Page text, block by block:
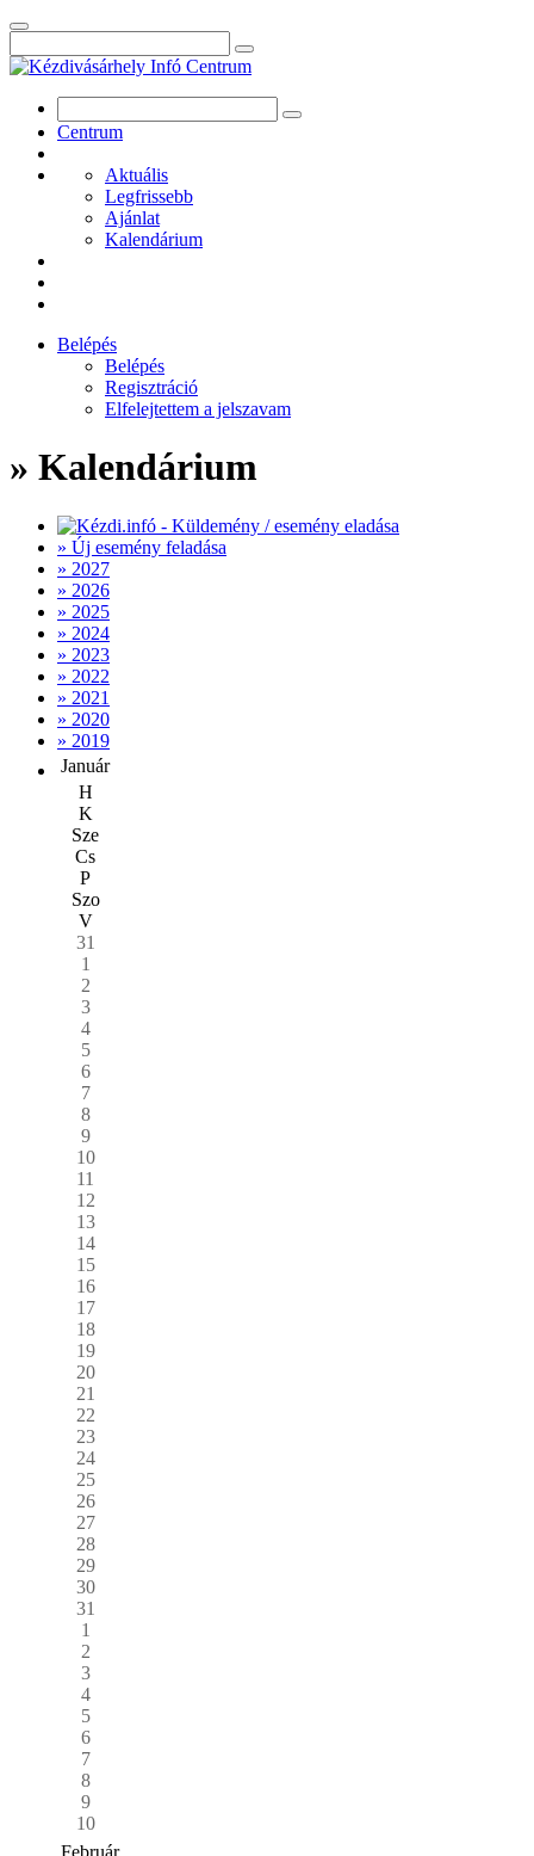
Centrum
Aktuális
Legfrissebb
Ajánlat
Kalendárium
Belépés
Belépés
Regisztráció
Elfelejtettem a jelszavam
» Kalendárium
» Új esemény feladása
» 2027
» 2026
» 2025
» 2024
» 2023
» 2022
» 2021
» 2020
» 2019
Január
H
K
Sze
Cs
P
Szo
V
31
1
2
3
4
5
6
7
8
9
10
11
12
13
14
15
16
17
18
19
20
21
22
23
24
25
26
27
28
29
30
31
1
2
3
4
5
6
7
8
9
10
Február